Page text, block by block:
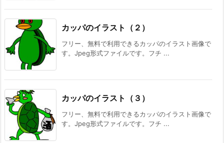
カッパのイラスト（２）
フリー、無料で利用できるカッパのイラスト画像で
す。Jpeg形式ファイルです。フチ ...
カッパのイラスト（３）
フリー、無料で利用できるカッパのイラスト画像で
す。Jpeg形式ファイルです。フチ ...